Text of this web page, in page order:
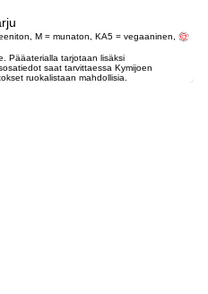
M = munaton, KA5 = vegaaninen,
Pääaterialla tarjotaan lisäksi
saat tarvittaessa Kymijoen
ruokalistaan mahdollisia.